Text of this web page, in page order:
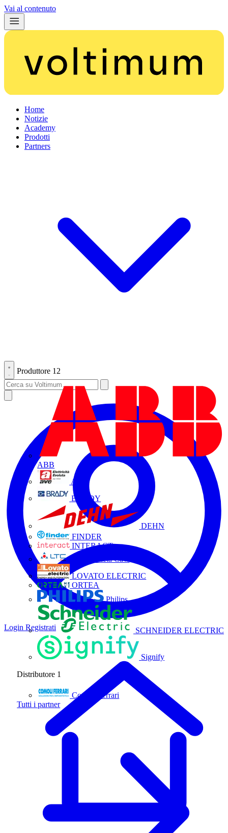
Vai al contenuto
Home
Notizie
Academy
Prodotti
Partners
Produttore 12
ABB
AVE
BRADY
DEHN
FINDER
INTERACT
La Triveneta Cavi
LOVATO ELECTRIC
ORTEA
Philips
SCHNEIDER ELECTRIC
Signify
Distributore 1
Comoli Ferrari
Tutti i partner
Login Registrati